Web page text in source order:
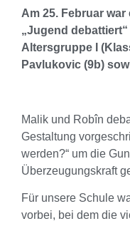
Am 25. Februar
„Jugend
Altersgruppe I
Pavlukovic (9b)
Malik und Robîn
Gestaltung
werden?“ um die
Überzeugungskraft
Für unsere Schule
vorbei, bei dem die